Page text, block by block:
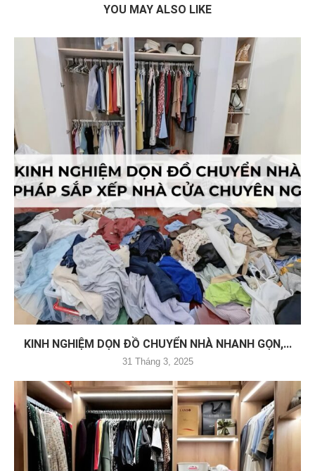
YOU MAY ALSO LIKE
KINH NGHIỆM DỌN ĐỒ CHUYỂN NHÀ NHANH GỌN,...
31 Tháng 3, 2025